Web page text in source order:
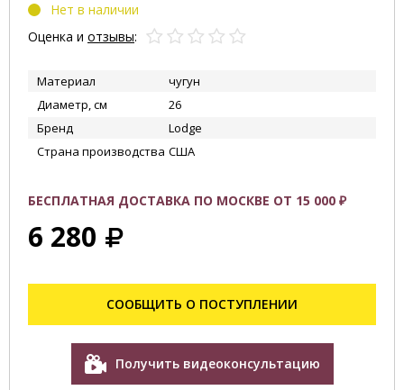
Нет в наличии
Оценка и отзывы:
Материал
чугун
Диаметр, см
26
Бренд
Lodge
Страна производства США
БЕСПЛАТНАЯ ДОСТАВКА ПО МОСКВЕ ОТ 15 000 ₽
6 280
СООБЩИТЬ О ПОСТУПЛЕНИИ
Получить видеоконсультацию